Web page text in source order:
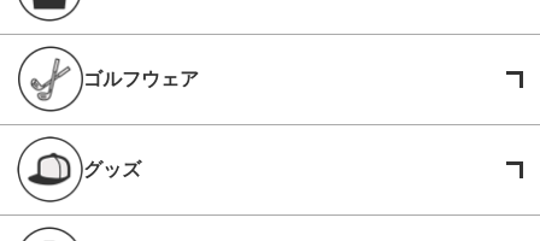
ゴルフウェア
グッズ